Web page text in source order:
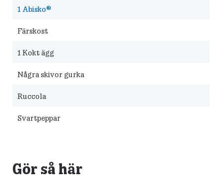
1 Abisko®
Färskost
1Kokt ägg
Några skivor gurka
Ruccola
Svartpeppar
Gör så här